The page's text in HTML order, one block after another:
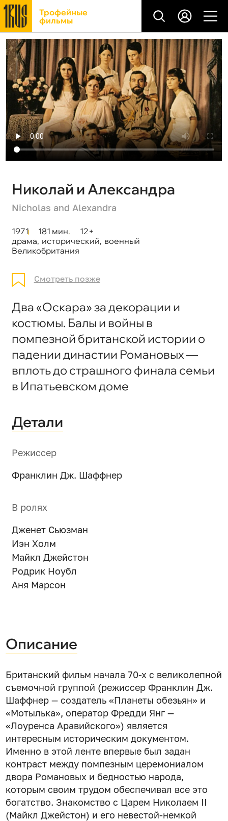
Трофейные
фильмы
Николай и Александра
Nicholas and Alexandra
1971 181 мин.
12+
драма, исторический, военный
Великобритания
Смотреть позже
Два «Оскара» за декорации и
костюмы. Балы и войны в
помпезной британской истории о
падении династии Романовых —
вплоть до страшного финала семьи
в Ипатьевском доме
Детали
Режиссер
Франклин Дж. Шаффнер
В ролях
Дженет Сьюзман
Иэн Холм
Майкл Джейстон
Родрик Ноубл
Аня Марсон
Описание
Британский фильм начала 70-х с великолепной
съемочной группой (режиссер Франклин Дж.
Шаффнер — создатель «Планеты обезьян» и
«Мотылька», оператор Фредди Янг —
«Лоуренса Аравийского») является
интересным историческим документом.
Именно в этой ленте впервые был задан
контраст между помпезным церемониалом
двора Романовых и бедностью народа,
которым своим трудом обеспечивал все это
богатство. Знакомство с Царем Николаем II
(Майкл Джейстон) и его невестой-немкой